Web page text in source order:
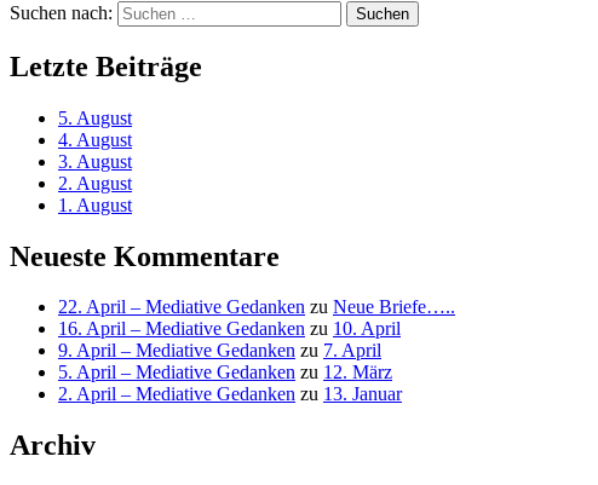
Suchen nach:
Letzte Beiträge
5. August
4. August
3. August
2. August
1. August
Neueste Kommentare
22. April – Mediative Gedanken zu Neue Briefe…..
16. April – Mediative Gedanken zu 10. April
9. April – Mediative Gedanken zu 7. April
5. April – Mediative Gedanken zu 12. März
2. April – Mediative Gedanken zu 13. Januar
Archiv